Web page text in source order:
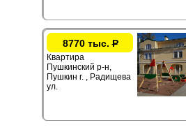
8770 тыс.Р
Квартира
Пушкинский р-н,
Пушкин г. , Радищева
ул.